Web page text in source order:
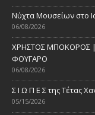
Νύχτα Μουσείων στο
06/08/2026
ΧΡΗΣΤΟΣ ΜΠΟΚΟΡΟΣ |
ΦΟΥΓΑΡΟ
06/08/2026
Σ Ι Ω Π Ε Σ της Τέτας
05/15/2026